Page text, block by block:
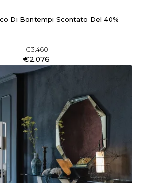
Di Bontempi Scontato Del 40%
€3.460
€2.076